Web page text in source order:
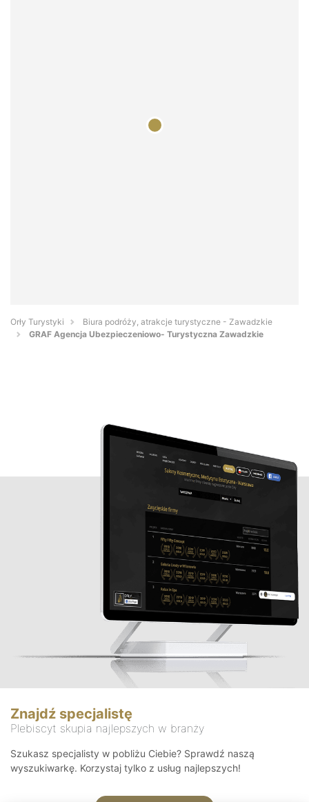
Orły Turystyki
Biura podróży, atrakcje turystyczne - Zawadzkie
GRAF Agencja Ubezpieczeniowo- Turystyczna Zawadzkie
Znajdź specjalistę
Plebiscyt skupia najlepszych w branży
Szukasz specjalisty w pobliżu Ciebie? Sprawdź naszą
wyszukiwarkę. Korzystaj tylko z usług najlepszych!